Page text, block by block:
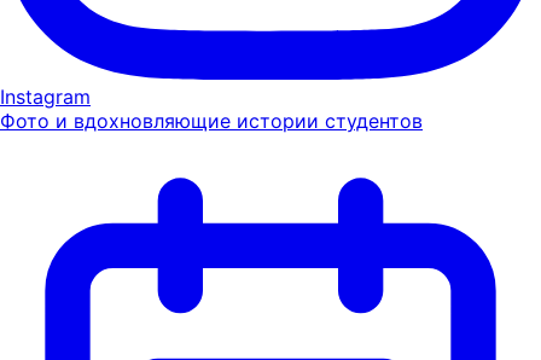
Instagram
Фото и вдохновляющие истории студентов